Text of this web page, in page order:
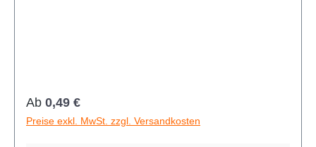
Regulärer Preis:
Ab 0,49 €
Preise exkl. MwSt. zzgl. Versandkosten